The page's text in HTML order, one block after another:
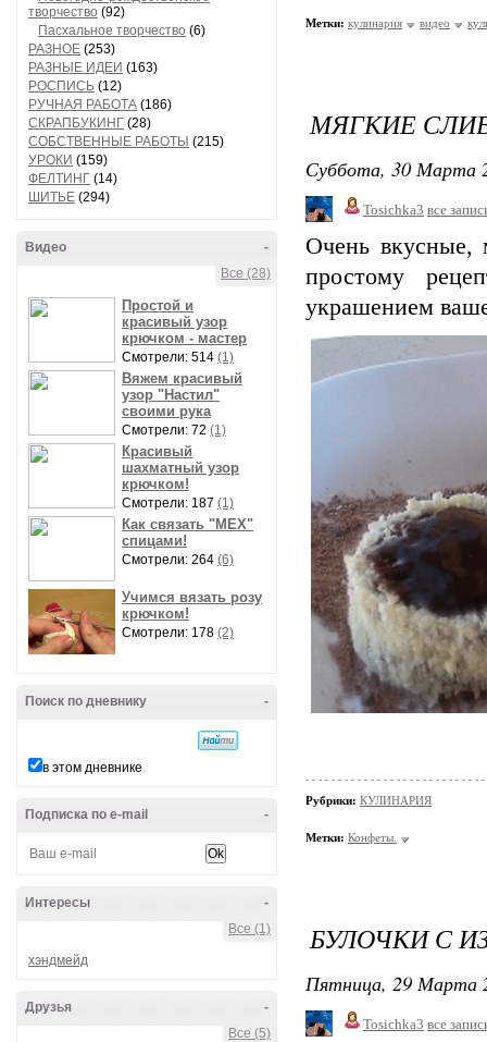
творчество (92)
Пасхальное творчество (6)
РАЗНОЕ (253)
РАЗНЫЕ ИДЕИ (163)
РОСПИСЬ (12)
РУЧНАЯ РАБОТА (186)
СКРАПБУКИНГ (28)
СОБСТВЕННЫЕ РАБОТЫ (215)
УРОКИ (159)
ФЕЛТИНГ (14)
ШИТЬЕ (294)
-
Видео
Все (28)
Простой и
красивый узор
крючком - мастер
Смотрели: 514 (1)
Вяжем красивый
узор "Настил"
своими рука
Смотрели: 72 (1)
Красивый
шахматный узор
крючком!
Смотрели: 187 (1)
Как связать "МЕХ"
спицами!
Смотрели: 264 (6)
Учимся вязать розу
крючком!
Смотрели: 178 (2)
-
Поиск по дневнику
в этом дневнике
-
Подписка по e-mail
-
Интересы
Все (1)
хэндмейд
-
Друзья
Все (5)
Метки: кулинария видео
МЯГКИЕ
Суббота, 30 Марта
Tosichka3 все
Очень вкусные,
простому
украшением
Рубрики: КУЛИНАРИЯ
Метки: Конфеты.
БУЛОЧКИ С
Пятница, 29 Марта
Tosichka3 все